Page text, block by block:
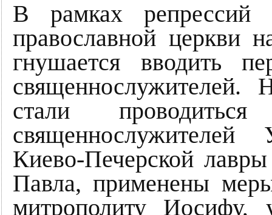
В рамках репрессий
православной церкви
гнушается вводить
стали
Киево-Печерской
Павла, применены
митрополиту